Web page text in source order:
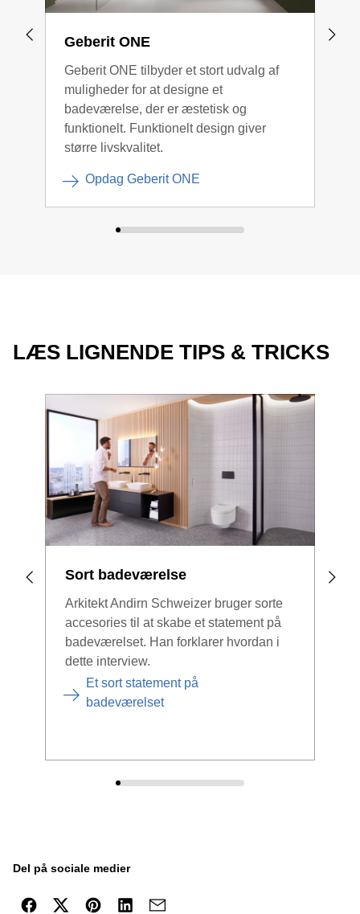
Geberit ONE
Geberit ONE tilbyder et stort udvalg af
muligheder for at designe et
badeværelse, der er æstetisk og
funktionelt. Funktionelt design giver
større livskvalitet.
Opdag Geberit ONE
LÆS LIGNENDE TIPS & TRICKS
Sort badeværelse
Arkitekt Andirn Schweizer bruger sorte
accesories til at skabe et statement på
badeværelset. Han forklarer hvordan i
dette interview.
Et sort statement på
badeværelset
Et
Del på sociale medier